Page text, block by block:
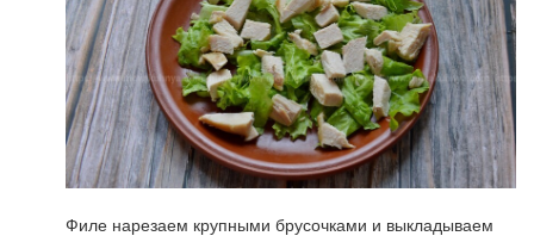
Филе нарезаем крупными брусочками и выкладываем